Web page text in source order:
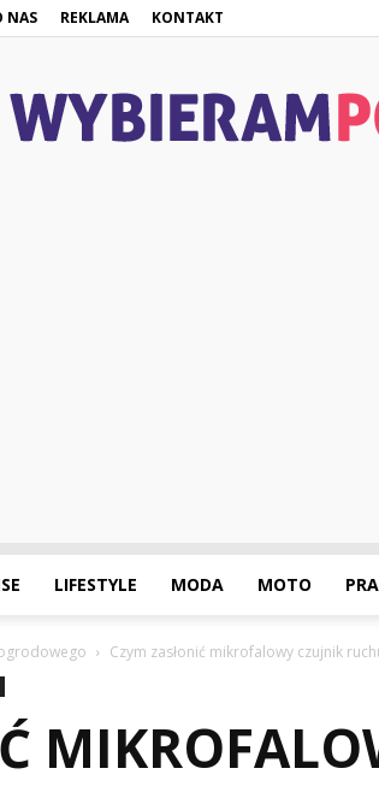
NAS REKLAMA KONTAKT
LIFESTYLE MODA MOTO
Czym zasłonić mikrofalowy czujnik